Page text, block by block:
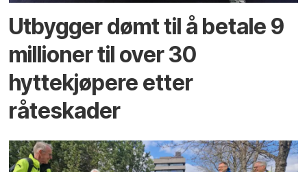
Utbygger dømt til å betale 9
millioner til over 30
hyttekjøpere etter
råteskader